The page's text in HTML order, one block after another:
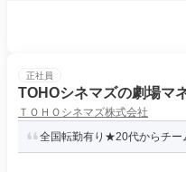
正社員
TOHOシネマズの劇場マ
ＴＯＨＯシネマズ株式会社
全国転勤有り★20代からチー